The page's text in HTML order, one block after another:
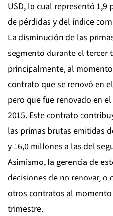
USD, lo cual representó
de pérdidas y del índice
La disminución de las
segmento durante el tercer
principalmente, al
contrato que se renovó en
pero que fue renovado en
2015. Este contrato
las primas brutas emitidas
y 16,0 millones a las del
Asimismo, la gerencia de
decisiones de no renovar, o
otros contratos al
trimestre.